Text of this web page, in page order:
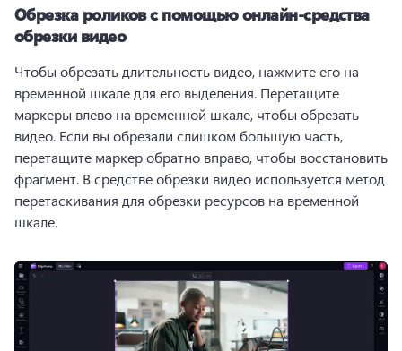
Обрезка роликов с помощью онлайн-средства
обрезки видео
Чтобы обрезать длительность видео, нажмите его на
временной шкале для его выделения. Перетащите
маркеры влево на временной шкале, чтобы обрезать
видео. Если вы обрезали слишком большую часть,
перетащите маркер обратно вправо, чтобы восстановить
фрагмент. В средстве обрезки видео используется метод
перетаскивания для обрезки ресурсов на временной
шкале.